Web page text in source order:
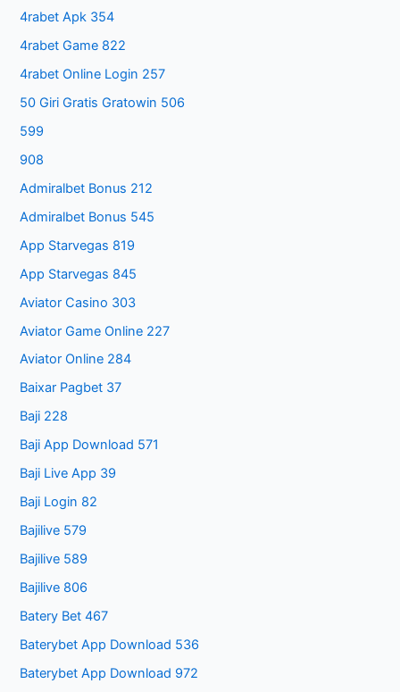
4rabet Apk 354
4rabet Game 822
4rabet Online Login 257
50 Giri Gratis Gratowin 506
599
908
Admiralbet Bonus 212
Admiralbet Bonus 545
App Starvegas 819
App Starvegas 845
Aviator Casino 303
Aviator Game Online 227
Aviator Online 284
Baixar Pagbet 37
Baji 228
Baji App Download 571
Baji Live App 39
Baji Login 82
Bajilive 579
Bajilive 589
Bajilive 806
Batery Bet 467
Baterybet App Download 536
Baterybet App Download 972